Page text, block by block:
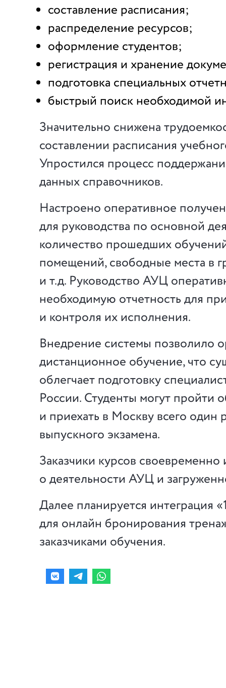
составление расписания;
распределение ресурсов;
оформление студентов;
регистрация и хранение
подготовка специальных
быстрый поиск необходимой
Значительно снижена
составлении расписания
Упростился процесс
данных справочников.
Настроено оперативное
для руководства по основной
количество прошедших
помещений, свободные места в
и т.д. Руководство АУЦ
необходимую отчетность для
и контроля их исполнения.
Внедрение системы позволило
дистанционное обучение, что
облегчает подготовку
России. Студенты могут пройти
и приехать в Москву всего один
выпускного экзамена.
Заказчики курсов
о деятельности АУЦ и
Далее планируется интеграция
для онлайн бронирования
заказчиками обучения.